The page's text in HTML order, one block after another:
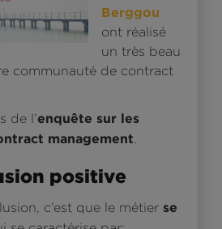
Berggou
ont réalisé
un très beau
communauté de contract
de l’enquête sur les
management.
positive
c’est que le métier se